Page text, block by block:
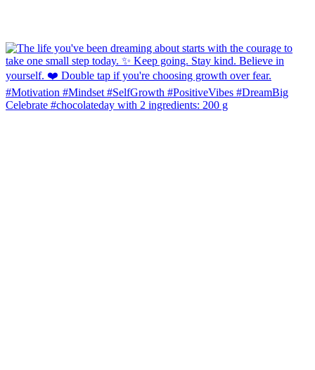
Celebrate #chocolateday with 2 ingredients: 200 g